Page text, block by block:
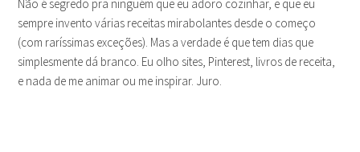
Não é segredo pra ninguém que eu adoro cozinhar, e que eu
sempre invento várias receitas mirabolantes desde o começo
(com raríssimas exceções). Mas a verdade é que tem dias que
simplesmente dá branco. Eu olho sites, Pinterest, livros de receita,
e nada de me animar ou me inspirar. Juro.